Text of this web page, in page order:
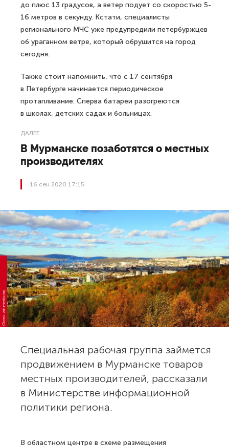
до плюс 13 градусов, а ветер подует со скоростью 5-
16 метров в секунду. Кстати, специалисты
регионального МЧС уже предупредили петербуржцев
об ураганном ветре, который обрушится на город
сегодня.
Также стоит напомнить, что с 17 сентября
в Петербурге начинается периодическое
протапливание. Сперва батареи разогреются
в школах, детских садах и больницах.
ДАЛЕЕ
В Мурманске позаботятся о местных
производителях
16 сен 2020 17:15
Фото: wikimedia.org
Специальная рабочая группа займется
продвижением в Мурманске товаров
местных производителей, рассказали
в Министерстве информационной
политики региона.
В областном центре в схеме размещения